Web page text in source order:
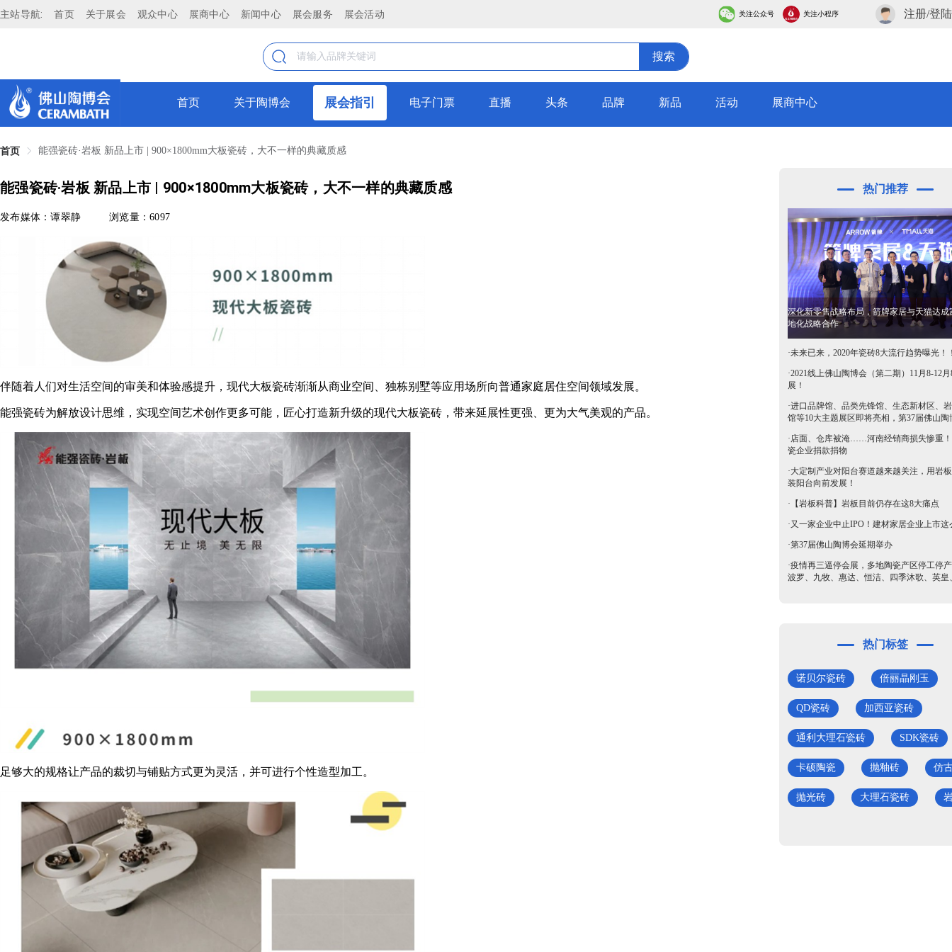
主站导航: 首页 关于展会 观众中心 展商中心 新闻中心 展会服务 展会活动 关注公众号 关注小程序 注册/登陆
搜索
首页 关于陶博会 展会指引 电子门票 直播 头条 品牌 新品 活动 展商中心
首页 能强瓷砖·岩板 新品上市 | 900×1800mm大板瓷砖，大不一样的典藏质感
能强瓷砖·岩板 新品上市 | 900×1800mm大板瓷砖，大不一样的典藏质感
发布媒体：谭翠静 浏览量：6097
伴随着人们对生活空间的审美和体验感提升，现代大板瓷砖渐渐从商业空间、独栋别墅等应用场所向普通家庭居住空间领域发展。
能强瓷砖为解放设计思维，实现空间艺术创作更多可能，匠心打造新升级的现代大板瓷砖，带来延展性更强、更为大气美观的产品。
足够大的规格让产品的裁切与铺贴方式更为灵活，并可进行个性造型加工。
热门推荐
深化新零售战略布局，箭牌家居与天猫达成
地化战略合作
·未来已来，2020年瓷砖8大流行趋势曝光！
·2021线上佛山陶博会（第二期）11月8-12
展！
·进口品牌馆、品类先锋馆、生态新材区、
馆等10大主题展区即将亮相，第37届佛山陶
·店面、仓库被淹……河南经销商损失惨重
瓷企业捐款捐物
·大定制产业对阳台赛道越来越关注，用岩
装阳台向前发展！
· 【岩板科普】岩板目前仍存在这8大痛点
·又一家企业中止IPO！建材家居企业上市这
·第37届佛山陶博会延期举办
·疫情再三逼停会展，多地陶瓷产区停工停
波罗、九牧、惠达、恒洁、四季沐歌、英皇
热门标签
诺贝尔瓷砖 倍丽晶刚玉
QD瓷砖 加西亚瓷砖
通利大理石瓷砖 SDK瓷砖
卡硕陶瓷 抛釉砖 仿
抛光砖 大理石瓷砖